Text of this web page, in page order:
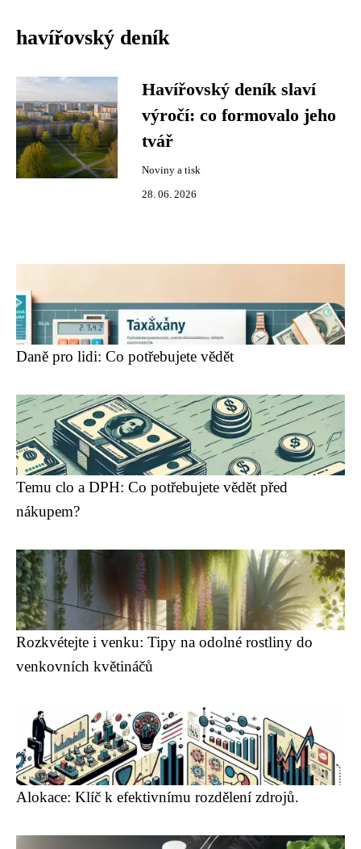
havířovský deník
Havířovský deník slaví
výročí: co formovalo jeho
tvář
Noviny a tisk
28. 06. 2026
Daně pro lidi: Co potřebujete vědět
Temu clo a DPH: Co potřebujete vědět před
nákupem?
Rozkvétejte i venku: Tipy na odolné rostliny do
venkovních květináčů
Alokace: Klíč k efektivnímu rozdělení zdrojů.